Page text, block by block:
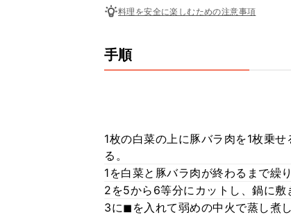
料理を安全に楽しむための注意事項
手順
1枚の白菜の上に豚バラ肉を1枚乗
る。
1を白菜と豚バラ肉が終わるまで繰
2を5から6等分にカットし、鍋に敷
3に◼︎を入れて弱めの中火で蒸し煮